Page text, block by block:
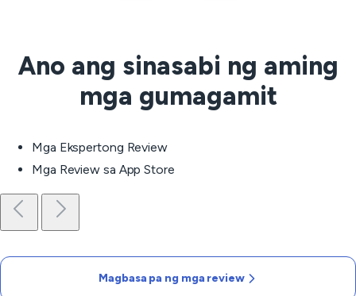
Ano ang sinasabi ng aming
mga gumagamit
Mga Ekspertong Review
Mga Review sa App Store
Magbasa pa ng mga review